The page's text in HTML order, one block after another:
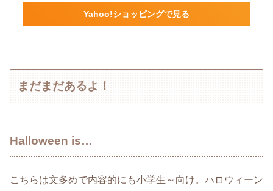
Yahoo!ショッピングで見る
まだまだあるよ！
Halloween is…
こちらは文多めで内容的にも小学生～向け。ハロウィーン